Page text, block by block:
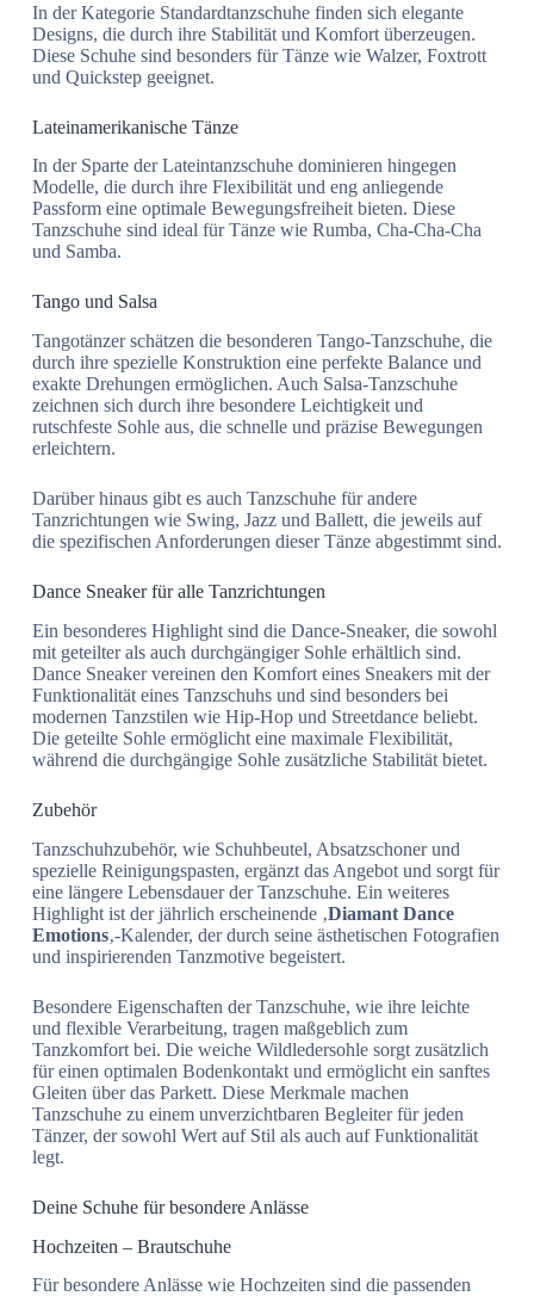
In der Kategorie Standardtanzschuhe finden sich elegante
Designs, die durch ihre Stabilität und Komfort überzeugen.
Diese Schuhe sind besonders für Tänze wie Walzer, Foxtrott
und Quickstep geeignet.
Lateinamerikanische Tänze
In der Sparte der Lateintanzschuhe dominieren hingegen
Modelle, die durch ihre Flexibilität und eng anliegende
Passform eine optimale Bewegungsfreiheit bieten. Diese
Tanzschuhe sind ideal für Tänze wie Rumba, Cha-Cha-Cha
und Samba.
Tango und Salsa
Tangotänzer schätzen die besonderen Tango-Tanzschuhe, die
durch ihre spezielle Konstruktion eine perfekte Balance und
exakte Drehungen ermöglichen. Auch Salsa-Tanzschuhe
zeichnen sich durch ihre besondere Leichtigkeit und
rutschfeste Sohle aus, die schnelle und präzise Bewegungen
erleichtern.
Darüber hinaus gibt es auch Tanzschuhe für andere
Tanzrichtungen wie Swing, Jazz und Ballett, die jeweils auf
die spezifischen Anforderungen dieser Tänze abgestimmt sind.
Dance Sneaker für alle Tanzrichtungen
Ein besonderes Highlight sind die Dance-Sneaker, die sowohl
mit geteilter als auch durchgängiger Sohle erhältlich sind.
Dance Sneaker vereinen den Komfort eines Sneakers mit der
Funktionalität eines Tanzschuhs und sind besonders bei
modernen Tanzstilen wie Hip-Hop und Streetdance beliebt.
Die geteilte Sohle ermöglicht eine maximale Flexibilität,
während die durchgängige Sohle zusätzliche Stabilität bietet.
Zubehör
Tanzschuhzubehör, wie Schuhbeutel, Absatzschoner und
spezielle Reinigungspasten, ergänzt das Angebot und sorgt für
eine längere Lebensdauer der Tanzschuhe. Ein weiteres
Highlight ist der jährlich erscheinende ‚Diamant Dance
Emotions‚-Kalender, der durch seine ästhetischen Fotografien
und inspirierenden Tanzmotive begeistert.
Besondere Eigenschaften der Tanzschuhe, wie ihre leichte
und flexible Verarbeitung, tragen maßgeblich zum
Tanzkomfort bei. Die weiche Wildledersohle sorgt zusätzlich
für einen optimalen Bodenkontakt und ermöglicht ein sanftes
Gleiten über das Parkett. Diese Merkmale machen
Tanzschuhe zu einem unverzichtbaren Begleiter für jeden
Tänzer, der sowohl Wert auf Stil als auch auf Funktionalität
legt.
Deine Schuhe für besondere Anlässe
Hochzeiten – Brautschuhe
Für besondere Anlässe wie Hochzeiten sind die passenden